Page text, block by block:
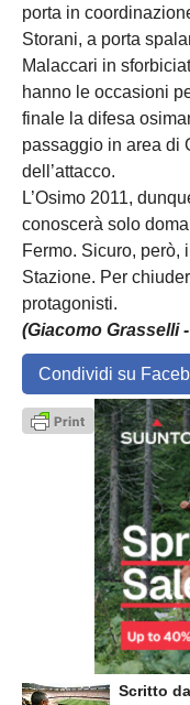
porta in
Storani, a porta
Malaccari in
hanno le occasioni
finale la difesa
passaggio in area di
dell’attacco.
L’Osimo 2011,
conoscerà solo
Fermo. Sicuro, però,
Stazione. Per
protagonisti.
(Giacomo Grasselli
Condividi su
Scritto da